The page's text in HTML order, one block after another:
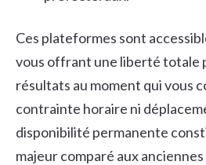
Ces plateformes sont
vous offrant une liberté totale
résultats au moment qui vous
contrainte horaire ni
disponibilité permanente
majeur comparé aux